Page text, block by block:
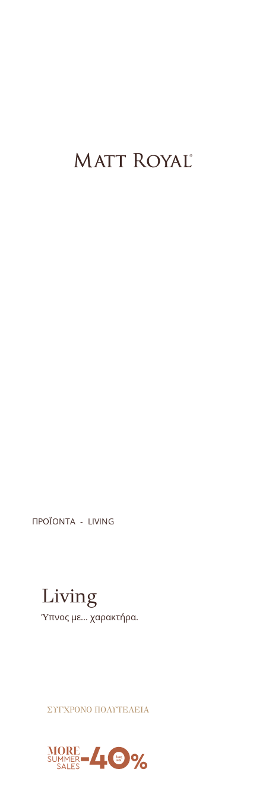
ΠΡΟΪΟΝΤΑ LIVING
Living
Ύπνος με... χαρακτήρα.
ΣΥΓΧΡΟΝΟ ΠΟΛΥΤΕΛΕΙΑ